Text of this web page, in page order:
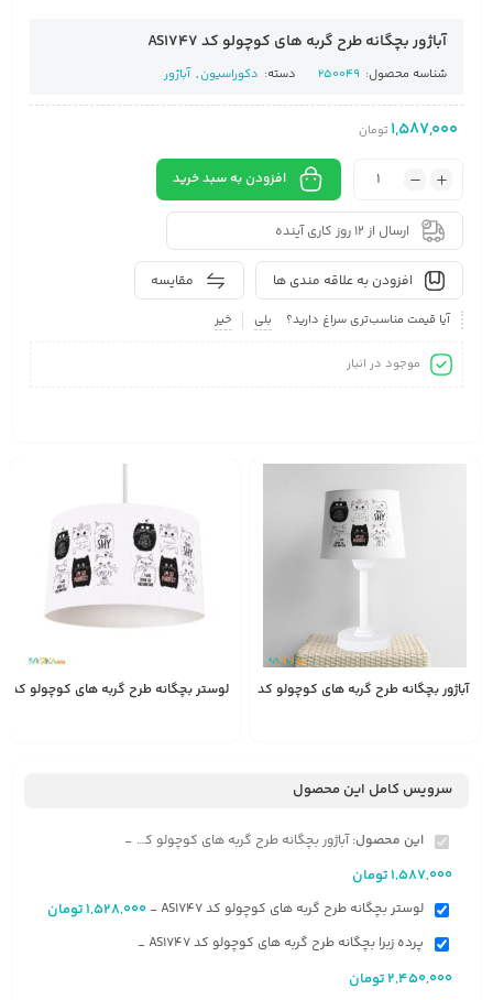
آباژور بچگانه طرح گربه های کوچولو کد AS1747
شناسه محصول: 250049 دسته: دکوراسیون, آباژور
1,587,000 تومان
افزودن به سبد خرید
ارسال از 12 روز کاری آینده
مقایسه افزودن به علاقه مندی ها
آیا قیمت مناسب‌تری سراغ دارید؟ بلی خیر
موجود در انبار
آباژور بچگانه طرح گربه های کوچولو کد AS1747 لوستر بچگانه طرح گربه های کوچولو کد AS1747
سرویس کامل این محصول
این محصول:آباژور بچگانه طرح گربه های کوچولو کد AS1747 -
1,587,000تومان
لوستر بچگانه طرح گربه های کوچولو کد AS1747 -
1,528,000تومان
پرده زبرا بچگانه طرح گربه های کوچولو کد AS1747 -
2,450,000تومان